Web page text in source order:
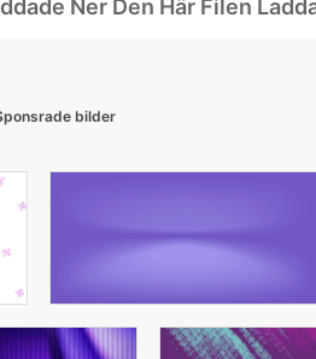
Ner Den Här Filen
bilder